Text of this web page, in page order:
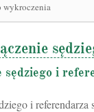
wykroczenia
i
i referendarza